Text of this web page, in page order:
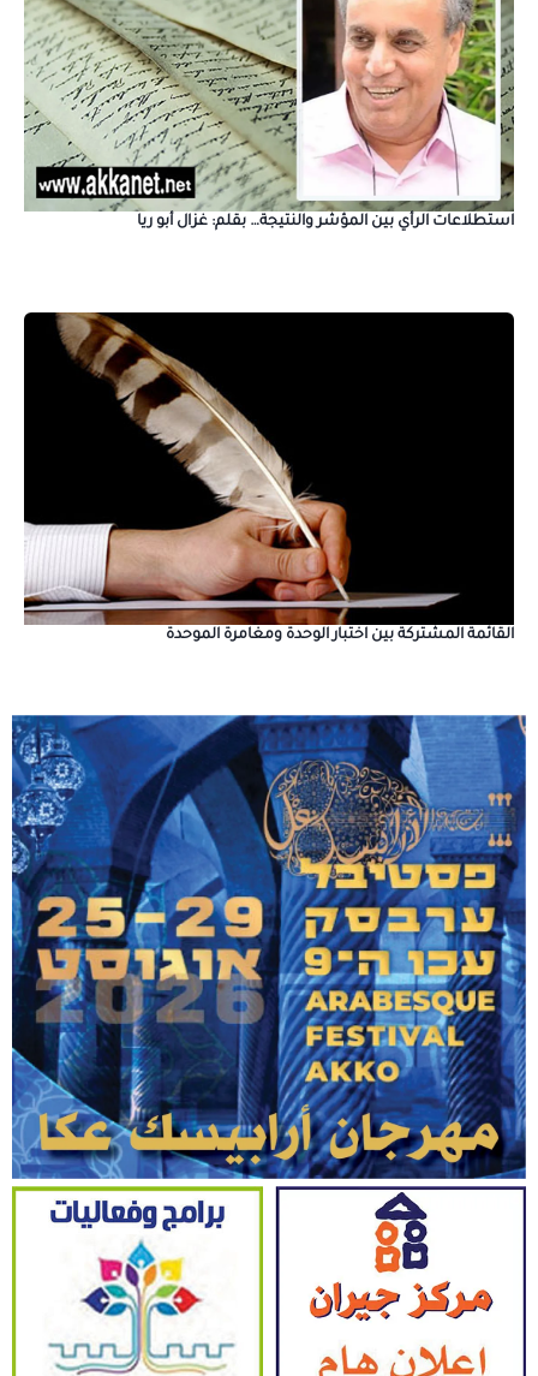
استطلاعات الرأي بين المؤشر والنتيجة… بقلم: غزال أبو ريا
القائمة المشتركة بين اختبار الوحدة ومغامرة الموحدة